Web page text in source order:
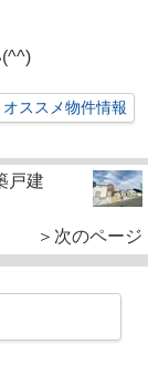
オススメ物件情報
戸建
＞次のページ